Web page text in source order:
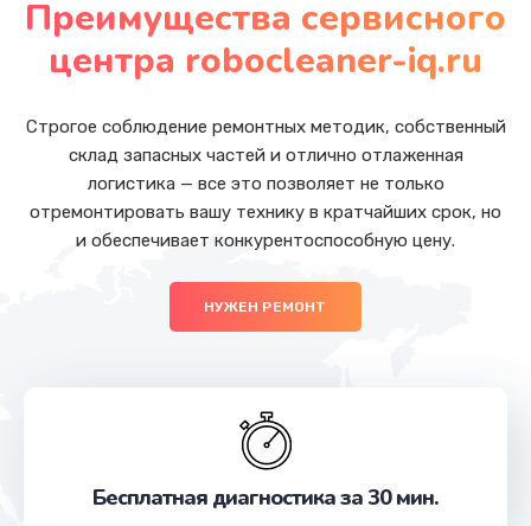
Заказать
от 600 руб.
Заказать
Ремонт электромагнитного клапана
от 600 руб.
Заказать
Заказать
Преимущества сервисного
центра robocleaner-iq.ru
Строгое соблюдение ремонтных методик, собственный
склад запасных частей и отлично отлаженная
логистика — все это позволяет не только
отремонтировать вашу технику в кратчайших срок, но
и обеспечивает конкурентоспособную цену.
НУЖЕН РЕМОНТ
Бесплатная диагностика за 30 мин.